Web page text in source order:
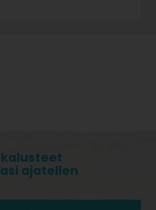
ajatellen